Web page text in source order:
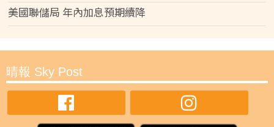
美國聯儲局 年內加息預期續降
晴報 Sky Post